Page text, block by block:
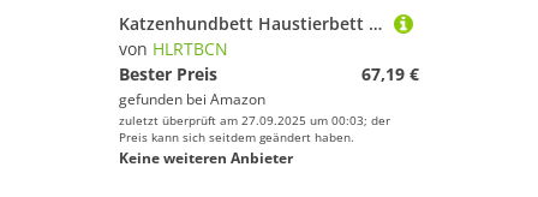
Katzenhundbett Haustierbett Zwinger Haustierbett für Katzen und Hunde rund Ultra weiche Plüsch Haustier Schlafbett Hundebett Welpensofa (Blau: A, Größe: Außendurchmesser 60 cm) Aqiong
von HLRTBCN
Bester Preis
67,19 €
gefunden bei Amazon
zuletzt überprüft am 27.09.2025 um 00:03; der
Preis kann sich seitdem geändert haben.
Keine weiteren Anbieter